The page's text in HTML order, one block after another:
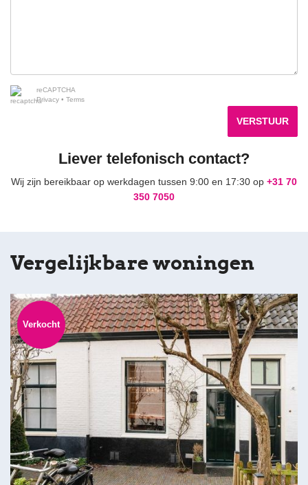
reCAPTCHA
Privacy • Terms
VERSTUUR
Liever telefonisch contact?
Wij zijn bereikbaar op werkdagen tussen 9:00 en 17:30 op +31 70
350 7050
Vergelijkbare woningen
Verkocht